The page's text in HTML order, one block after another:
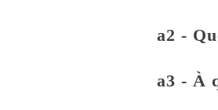
a2 -
a3 - À